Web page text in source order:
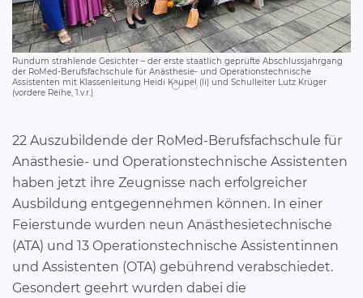
Rundum strahlende Gesichter – der erste staatlich geprüfte Abschlussjahrgang
der RoMed-Berufsfachschule für Anästhesie- und Operationstechnische
Assistenten mit Klassenleitung Heidi Kaupel (li) und Schulleiter Lutz Krüger
(vordere Reihe, 1.v.r.)
22 Auszubildende der RoMed-Berufsfachschule für
Anästhesie- und Operationstechnische Assistenten
haben jetzt ihre Zeugnisse nach erfolgreicher
Ausbildung entgegennehmen können. In einer
Feierstunde wurden neun Anästhesietechnische
(ATA) und 13 Operationstechnische Assistentinnen
und Assistenten (OTA) gebührend verabschiedet.
Gesondert geehrt wurden dabei die